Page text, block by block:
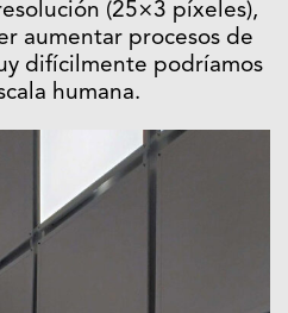
(25×3 píxeles),
aumentar procesos de
difícilmente podríamos
humana.